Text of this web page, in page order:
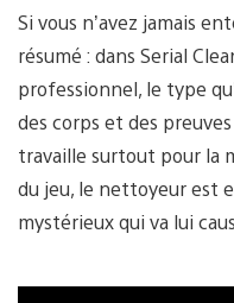
Si vous n’avez jamais
résumé : dans Serial
professionnel, le type
des corps et des
travaille surtout pour la
du jeu, le nettoyeur est
mystérieux qui va lui